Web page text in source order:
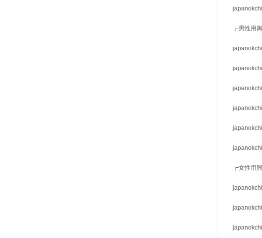
┏男性用
┏女性用